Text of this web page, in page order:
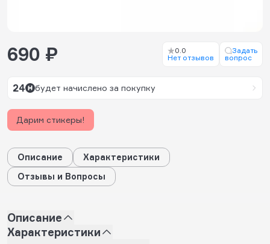
690 ₽
0.0
Нет отзывов
Задать
вопрос
24 будет начислено за покупку
Дарим стикеры!
Описание
Характеристики
Отзывы и Вопросы
Описание
Характеристики